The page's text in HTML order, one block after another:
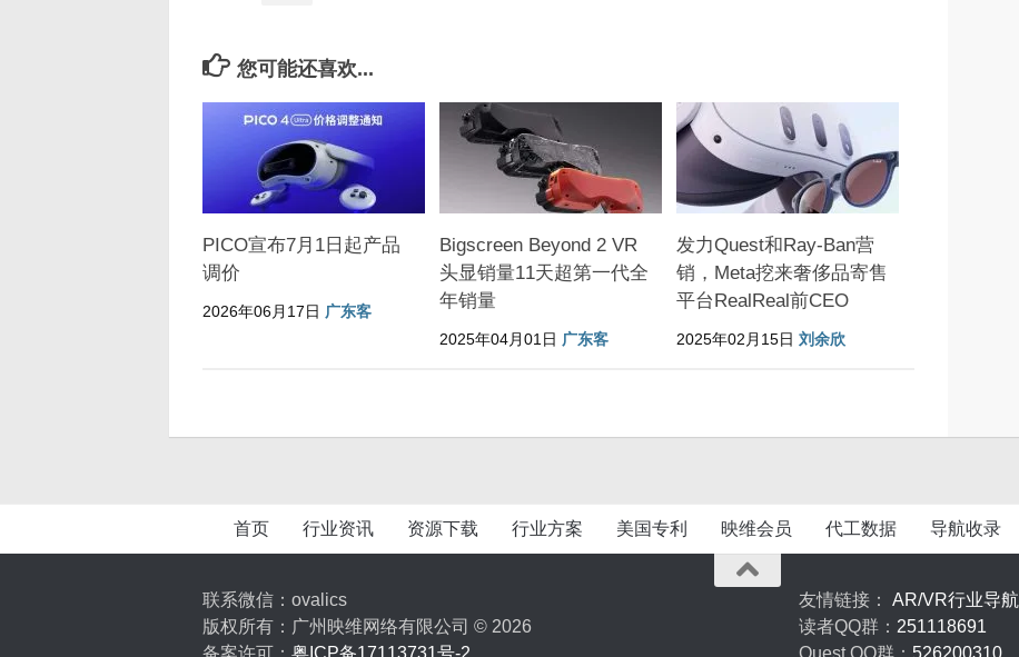
您可能还喜欢...
PICO宣布7月1日起产品
调价
2026年06月17日 广东客
Bigscreen Beyond 2 VR
头显销量11天超第一代全
年销量
2025年04月01日 广东客
发力Quest和Ray-Ban营
销，Meta挖来奢侈品寄售
平台RealReal前CEO
2025年02月15日 刘余欣
首页 行业资讯 资源下载 行业方案 美国专利 映维会员 代工数据 导航收录
联系微信：ovalics
版权所有：广州映维网络有限公司 © 2026
友情链接： AR/VR行业导航
读者QQ群： 251118691